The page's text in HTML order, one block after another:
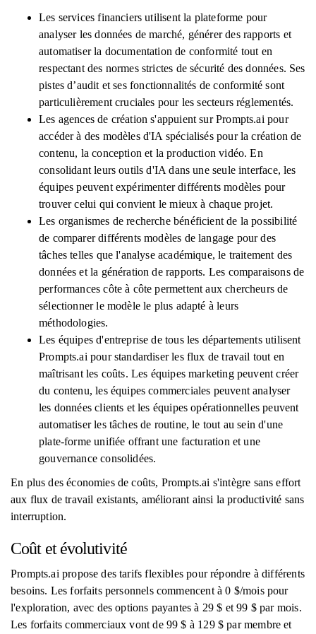
Les services financiers utilisent la plateforme pour
analyser les données de marché, générer des rapports et
automatiser la documentation de conformité tout en
respectant des normes strictes de sécurité des données. Ses
pistes d’audit et ses fonctionnalités de conformité sont
particulièrement cruciales pour les secteurs réglementés.
Les agences de création s'appuient sur Prompts.ai pour
accéder à des modèles d'IA spécialisés pour la création de
contenu, la conception et la production vidéo. En
consolidant leurs outils d'IA dans une seule interface, les
équipes peuvent expérimenter différents modèles pour
trouver celui qui convient le mieux à chaque projet.
Les organismes de recherche bénéficient de la possibilité
de comparer différents modèles de langage pour des
tâches telles que l'analyse académique, le traitement des
données et la génération de rapports. Les comparaisons de
performances côte à côte permettent aux chercheurs de
sélectionner le modèle le plus adapté à leurs
méthodologies.
Les équipes d'entreprise de tous les départements utilisent
Prompts.ai pour standardiser les flux de travail tout en
maîtrisant les coûts. Les équipes marketing peuvent créer
du contenu, les équipes commerciales peuvent analyser
les données clients et les équipes opérationnelles peuvent
automatiser les tâches de routine, le tout au sein d'une
plate-forme unifiée offrant une facturation et une
gouvernance consolidées.
En plus des économies de coûts, Prompts.ai s'intègre sans effort
aux flux de travail existants, améliorant ainsi la productivité sans
interruption.
Coût et évolutivité
Prompts.ai propose des tarifs flexibles pour répondre à différents
besoins. Les forfaits personnels commencent à 0 $/mois pour
l'exploration, avec des options payantes à 29 $ et 99 $ par mois.
Les forfaits commerciaux vont de 99 $ à 129 $ par membre et